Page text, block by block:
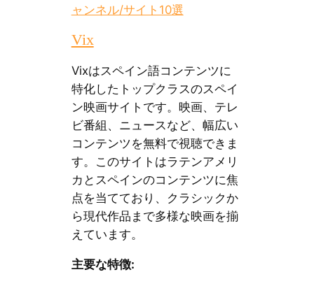
ャンネル/サイト10選
Vix
Vixはスペイン語コンテンツに
特化したトップクラスのスペイ
ン映画サイトです。映画、テレ
ビ番組、ニュースなど、幅広い
コンテンツを無料で視聴できま
す。このサイトはラテンアメリ
カとスペインのコンテンツに焦
点を当てており、クラシックか
ら現代作品まで多様な映画を揃
えています。
主要な特徴: